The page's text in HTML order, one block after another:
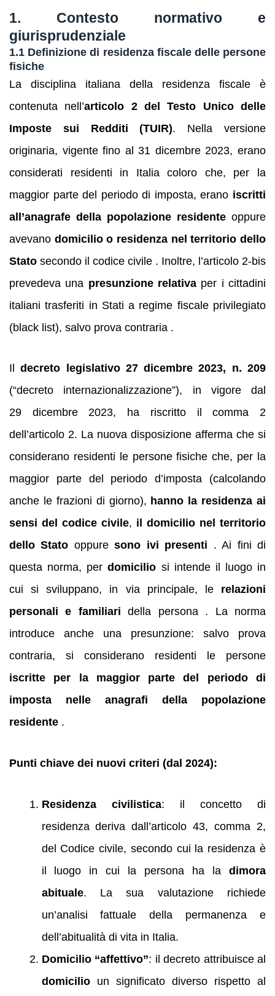
1. Contesto normativo e
giurisprudenziale
1.1 Definizione di residenza fiscale delle persone
fisiche
La disciplina italiana della residenza fiscale è
contenuta nell’articolo 2 del Testo Unico delle
Imposte sui Redditi (TUIR). Nella versione
originaria, vigente fino al 31 dicembre 2023, erano
considerati residenti in Italia coloro che, per la
maggior parte del periodo di imposta, erano iscritti
all’anagrafe della popolazione residente oppure
avevano domicilio o residenza nel territorio dello
Stato secondo il codice civile . Inoltre, l’articolo 2‑bis
prevedeva una presunzione relativa per i cittadini
italiani trasferiti in Stati a regime fiscale privilegiato
(black list), salvo prova contraria .
Ildecreto legislativo 27 dicembre 2023, n. 209
(“decreto internazionalizzazione”), in vigore dal
29 dicembre 2023, ha riscritto il comma 2
dell’articolo 2. La nuova disposizione afferma che si
considerano residenti le persone fisiche che, per la
maggior parte del periodo d’imposta (calcolando
anche le frazioni di giorno), hanno la residenza ai
sensi del codice civile, il domicilio nel territorio
dello Stato oppuresono ivi presenti . Ai fini di
questa norma, perdomicilio si intende il luogo in
cui si sviluppano, in via principale, le relazioni
personali e familiari della persona . La norma
introduce anche una presunzione: salvo prova
contraria, si considerano residenti le persone
iscritte per la maggior parte del periodo di
imposta nelle anagrafi della popolazione
residente .
Punti chiave dei nuovi criteri (dal 2024):
Residenza civilistica: il concetto di
residenza deriva dall’articolo 43, comma 2,
del Codice civile, secondo cui la residenza è
il luogo in cui la persona ha la dimora
abituale. La sua valutazione richiede
un’analisi fattuale della permanenza e
dell’abitualità di vita in Italia.
Domicilio “affettivo”: il decreto attribuisce al
domicilioun significato diverso rispetto al